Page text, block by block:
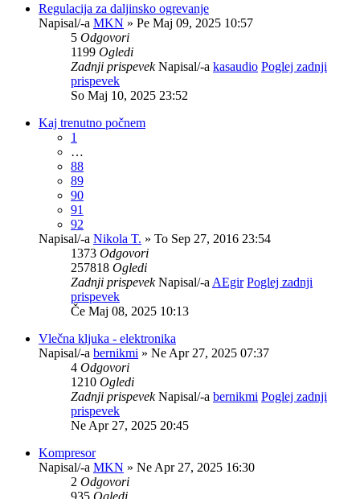
Regulacija za daljinsko ogrevanje
Napisal/-a MKN » Pe Maj 09, 2025 10:57
5 Odgovori
1199 Ogledi
Zadnji prispevekNapisal/-a kasaudio Poglej zadnji
prispevek
So Maj 10, 2025 23:52
Kaj trenutno počnem
1
…
88
89
90
91
92
Napisal/-a Nikola T. » To Sep 27, 2016 23:54
1373 Odgovori
257818 Ogledi
Zadnji prispevekNapisal/-a AEgir Poglej zadnji
prispevek
Če Maj 08, 2025 10:13
Vlečna kljuka - elektronika
Napisal/-a bernikmi » Ne Apr 27, 2025 07:37
4 Odgovori
1210 Ogledi
Zadnji prispevekNapisal/-a bernikmi Poglej zadnji
prispevek
Ne Apr 27, 2025 20:45
Kompresor
Napisal/-a MKN » Ne Apr 27, 2025 16:30
2 Odgovori
935 Ogledi